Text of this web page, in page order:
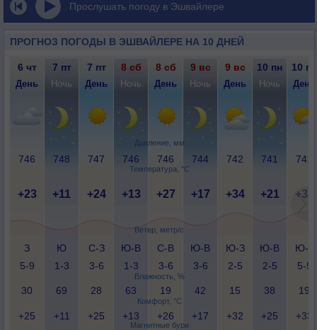
Прослушать погоду в Эшвайлере
ПРОГНОЗ ПОГОДЫ В ЭШВАЙЛЕРЕ НА 10 ДНЕЙ
Давление, мм
Температура, °C
Ветер, метр/с
Влажность, %
Комфорт, °C
Магнитные бури
6 чт 7 пт 7 пт 8 сб 8 сб 9 вс 9 вс 10 пн 10 пн
День Ночь День Ночь День Ночь День Ночь День
746 748 747 746 746 744 742 741 741
+23 +11 +24 +13 +27 +17 +34 +21 +35
З
5-9
Ю
1-3
С-З
3-6
Ю-В
1-3
С-В
3-6
Ю-В
3-6
Ю-З
2-5
Ю-В
2-5
Ю-З
5-9
30 69 28 63 19 42 15 38 19
+25 +11 +25 +13 +26 +17 +32 +25 +33